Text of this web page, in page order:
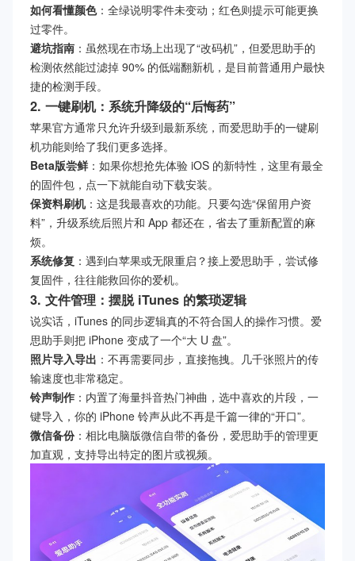
如何看懂颜色：全绿说明零件未变动；红色则提示可能更换
过零件。
避坑指南 ：虽然现在市场上出现了“改码机”，但爱思助手的
检测依然能过滤掉 90% 的低端翻新机，是目前普通用户最快
捷的检测手段。
2. 一键刷机：系统升降级的“后悔药”
苹果官方通常只允许升级到最新系统，而爱思助手的一键刷
机功能则给了我们更多选择。
Beta版尝鲜：如果你想抢先体验 iOS 的新特性，这里有最全
的固件包，点一下就能自动下载安装。
保资料刷机：这是我最喜欢的功能。只要勾选“保留用户资
料”，升级系统后照片和 App 都还在，省去了重新配置的麻
烦。
系统修复 ：遇到白苹果或无限重启？接上爱思助手，尝试修
复固件，往往能救回你的爱机。
3. 文件管理：摆脱 iTunes 的繁琐逻辑
说实话，iTunes 的同步逻辑真的不符合国人的操作习惯。爱
思助手则把 iPhone 变成了一个“大 U 盘”。
照片导入导出 ：不再需要同步，直接拖拽。几千张照片的传
输速度也非常稳定。
铃声制作 ：内置了海量抖音热门神曲，选中喜欢的片段，一
键导入，你的 iPhone 铃声从此不再是千篇一律的“开口”。
微信备份：相比电脑版微信自带的备份，爱思助手的管理更
加直观，支持导出特定的图片或视频。